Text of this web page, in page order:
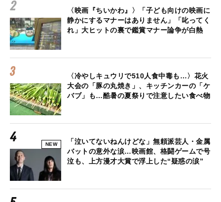
〈映画『ちいかわ』〉「子ども向けの映画に
静かにするマナーはありません」「叱ってく
れ」大ヒットの裏で鑑賞マナー論争が白熱
〈冷やしキュウリで510人食中毒も…〉花火
大会の「豚の丸焼き」、キッチンカーの「ケ
バブ」も…酷暑の夏祭りで注意したい食べ物
NEW
「泣いてないねんけどな」無頼派芸人・金属
バットの意外な涙…映画館、格闘ゲームで号
泣も、上方漫才大賞で浮上した“疑惑の涙”